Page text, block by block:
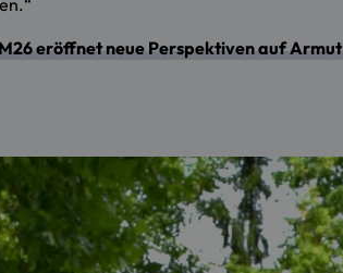
eröffnet neue Perspektiven auf Armut